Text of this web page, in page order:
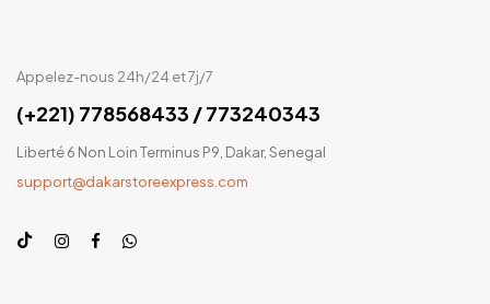
Appelez-nous 24h/24 et 7j/7
(+221) 778568433 / 773240343
Liberté 6 Non Loin Terminus P9, Dakar, Senegal
support@dakarstoreexpress.com